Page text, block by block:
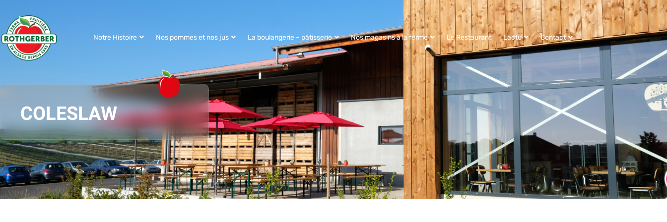
Notre Histoire Nos pommes et nos jus La boulangerie – pâtisserie Nos magasins à la ferme Le Restaurant L’actu Contact
COLESLAW